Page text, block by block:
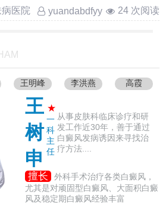
病医院 yuandabdfyy 24 次阅读
王明峰 李洪燕 高霞
王
树
申
★
一
科
主
任
从事皮肤科临床诊疗和研
发工作近30年，善于通过
白癜风发病诱因来寻找治
疗方法....
擅长
外科手术治疗各类白癜风，
尤其是对顽固型白癜风、大面积白癜
风及稳定期白癜风经验丰富